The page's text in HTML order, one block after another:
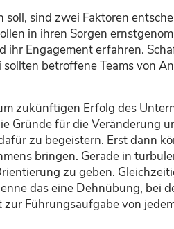
sind zwei Faktoren
in ihren Sorgen
Engagement erfahren.
betroffene Teams von
zukünftigen Erfolg des
Gründe für die Veränderung
zu begeistern. Erst dann
bringen. Gerade in
zu geben.
das eine Dehnübung, bei
Führungsaufgabe von